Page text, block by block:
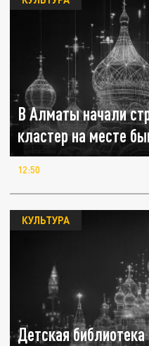
В Алматы начали
кластер на месте
12:50
Детская
КУЛЬТУРА